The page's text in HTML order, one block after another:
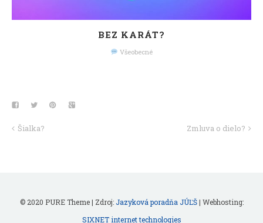
BEZ KARÁT?
Všeobecné
Šialka? Zmluva o dielo?
© 2020 PURE Theme | Zdroj: Jazyková poradňa JÚĽŠ| Webhosting:
SIXNET internet technologies